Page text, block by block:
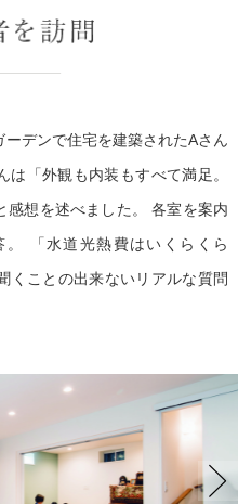
デンで住宅を建築されたAさん
は「外観も内装もすべて満足。
感想を述べました。各室を案内
。
「水道光熱費はいくらくら
くことの出来ないリアルな質問